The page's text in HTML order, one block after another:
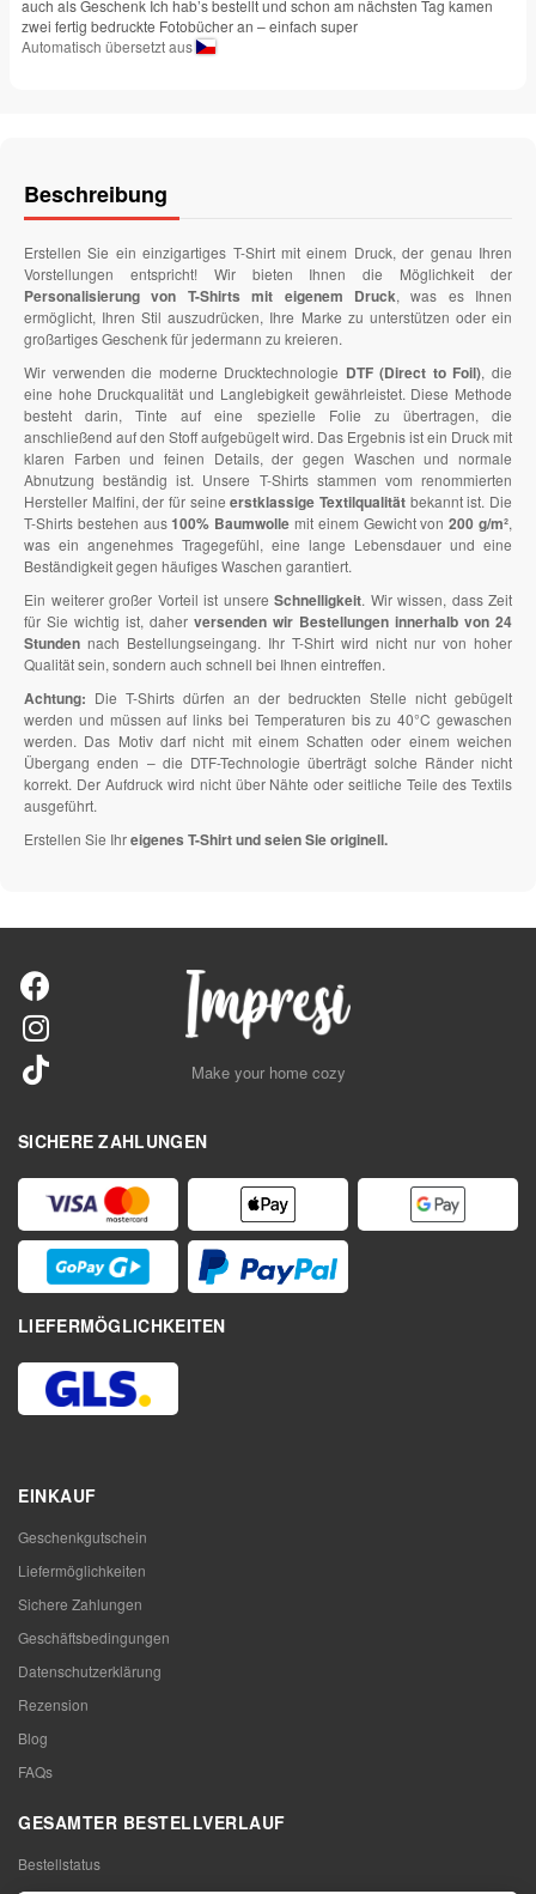
auch als Geschenk Ich hab’s bestellt und schon am nächsten Tag kamen
zwei fertig bedruckte Fotobücher an – einfach super
Automatisch übersetzt aus
Beschreibung
Erstellen Sie ein einzigartiges T-Shirt mit einem Druck, der genau Ihren
Vorstellungen entspricht! Wir bieten Ihnen die Möglichkeit der
Personalisierung von T-Shirts mit eigenem Druck, was es Ihnen
ermöglicht, Ihren Stil auszudrücken, Ihre Marke zu unterstützen oder ein
großartiges Geschenk für jedermann zu kreieren.
Wir verwenden die moderne Drucktechnologie DTF (Direct to Foil), die
eine hohe Druckqualität und Langlebigkeit gewährleistet. Diese Methode
besteht darin, Tinte auf eine spezielle Folie zu übertragen, die
anschließend auf den Stoff aufgebügelt wird. Das Ergebnis ist ein Druck mit
klaren Farben und feinen Details, der gegen Waschen und normale
Abnutzung beständig ist. Unsere T-Shirts stammen vom renommierten
Hersteller Malfini, der für seineerstklassige Textilqualität bekannt ist. Die
T-Shirts bestehen aus100% Baumwolle mit einem Gewicht von200 g/m²,
was ein angenehmes Tragegefühl, eine lange Lebensdauer und eine
Beständigkeit gegen häufiges Waschen garantiert.
Ein weiterer großer Vorteil ist unsere Schnelligkeit. Wir wissen, dass Zeit
für Sie wichtig ist, daher versenden wir Bestellungen innerhalb von 24
Stunden nach Bestellungseingang. Ihr T-Shirt wird nicht nur von hoher
Qualität sein, sondern auch schnell bei Ihnen eintreffen.
Achtung: Die T-Shirts dürfen an der bedruckten Stelle nicht gebügelt
werden und müssen auf links bei Temperaturen bis zu 40°C gewaschen
werden. Das Motiv darf nicht mit einem Schatten oder einem weichen
Übergang enden – die DTF-Technologie überträgt solche Ränder nicht
korrekt. Der Aufdruck wird nicht über Nähte oder seitliche Teile des Textils
ausgeführt.
Erstellen Sie Ihreigenes T-Shirt und seien Sie originell.
Make your home cozy
SICHERE ZAHLUNGEN
LIEFERMÖGLICHKEITEN
EINKAUF
Geschenkgutschein
Liefermöglichkeiten
Sichere Zahlungen
Geschäftsbedingungen
Datenschutzerklärung
Rezension
Blog
FAQs
GESAMTER BESTELLVERLAUF
Bestellstatus